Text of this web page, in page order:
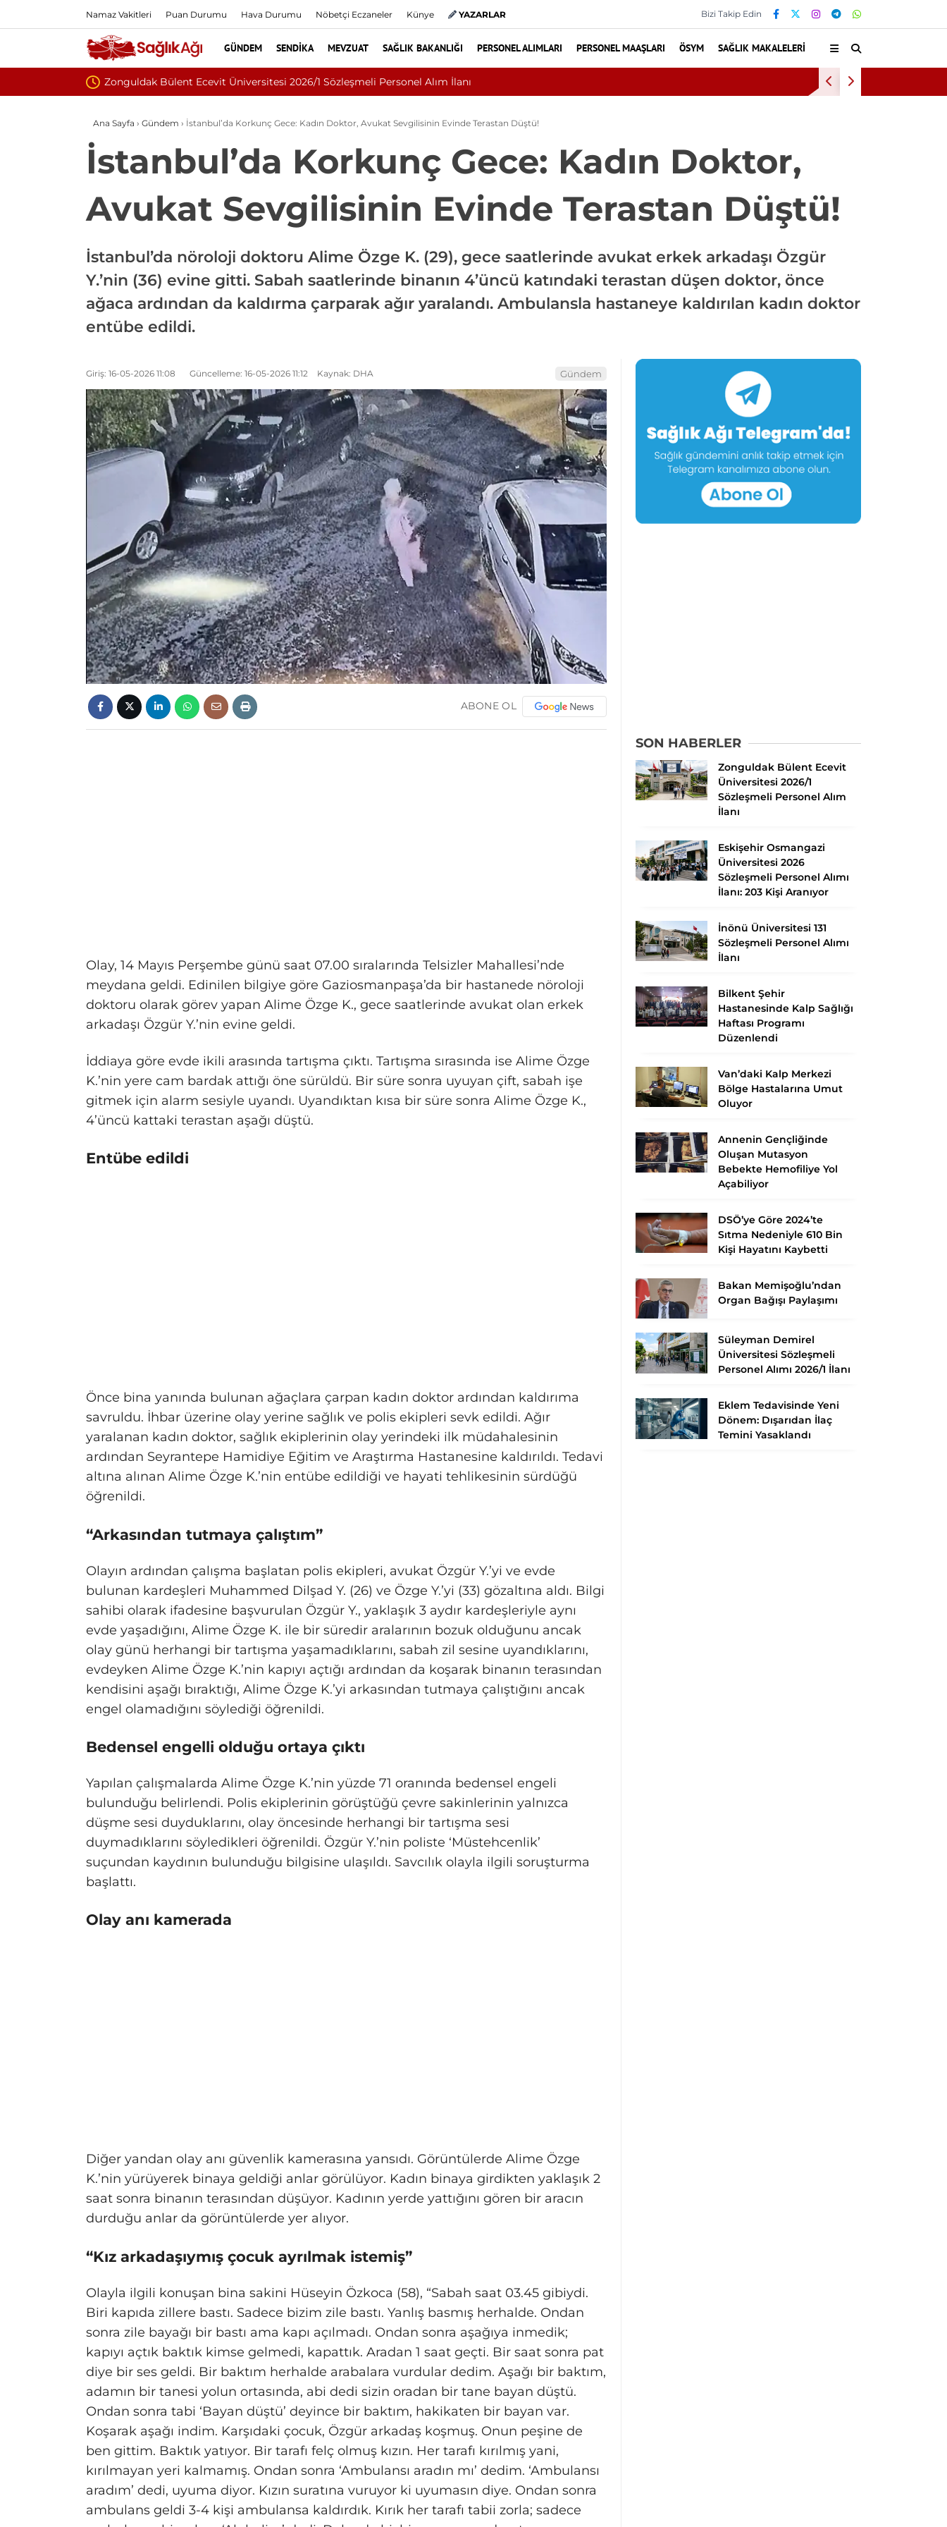
Namaz Vakitleri Puan Durumu Hava Durumu Nöbetçi Eczaneler Künye YAZARLAR Bizi Takip Edin
GÜNDEM SENDIKA MEVZUAT SAĞLIK BAKANLIĞI PERSONEL ALIMLARI PERSONEL MAAŞLARI ÖSYM SAĞLIK MAKALELERI
Eskişehir Osmangazi Üniversitesi 2026 Sözleşmeli Personel Alımı İlanı: 203 Kişi Aranıyor
Ana Sayfa › Gündem › İstanbul’da Korkunç Gece: Kadın Doktor, Avukat Sevgilisinin Evinde Terastan Düştü!
İstanbul’da Korkunç Gece: Kadın Doktor,
Avukat Sevgilisinin Evinde Terastan Düştü!
İstanbul’da nöroloji doktoru Alime Özge K. (29), gece saatlerinde avukat erkek arkadaşı Özgür
Y.’nin (36) evine gitti. Sabah saatlerinde binanın 4’üncü katındaki terastan düşen doktor, önce
ağaca ardından da kaldırma çarparak ağır yaralandı. Ambulansla hastaneye kaldırılan kadın doktor
entübe edildi.
Giriş: 16-05-2026 11:08 Güncelleme: 16-05-2026 11:12 Kaynak: DHA Gündem
ABONE OL
Olay, 14 Mayıs Perşembe günü saat 07.00 sıralarında Telsizler Mahallesi’nde
meydana geldi. Edinilen bilgiye göre Gaziosmanpaşa’da bir hastanede nöroloji
doktoru olarak görev yapan Alime Özge K., gece saatlerinde avukat olan erkek
arkadaşı Özgür Y.’nin evine geldi.
İddiaya göre evde ikili arasında tartışma çıktı. Tartışma sırasında ise Alime Özge
K.’nin yere cam bardak attığı öne sürüldü. Bir süre sonra uyuyan çift, sabah işe
gitmek için alarm sesiyle uyandı. Uyandıktan kısa bir süre sonra Alime Özge K.,
4’üncü kattaki terastan aşağı düştü.
Entübe edildi
Önce bina yanında bulunan ağaçlara çarpan kadın doktor ardından kaldırıma
savruldu. İhbar üzerine olay yerine sağlık ve polis ekipleri sevk edildi. Ağır
yaralanan kadın doktor, sağlık ekiplerinin olay yerindeki ilk müdahalesinin
ardından Seyrantepe Hamidiye Eğitim ve Araştırma Hastanesine kaldırıldı. Tedavi
altına alınan Alime Özge K.’nin entübe edildiği ve hayati tehlikesinin sürdüğü
öğrenildi.
“Arkasından tutmaya çalıştım”
Olayın ardından çalışma başlatan polis ekipleri, avukat Özgür Y.’yi ve evde
bulunan kardeşleri Muhammed Dilşad Y. (26) ve Özge Y.’yi (33) gözaltına aldı. Bilgi
sahibi olarak ifadesine başvurulan Özgür Y., yaklaşık 3 aydır kardeşleriyle aynı
evde yaşadığını, Alime Özge K. ile bir süredir aralarının bozuk olduğunu ancak
olay günü herhangi bir tartışma yaşamadıklarını, sabah zil sesine uyandıklarını,
evdeyken Alime Özge K.’nin kapıyı açtığı ardından da koşarak binanın terasından
kendisini aşağı bıraktığı, Alime Özge K.’yi arkasından tutmaya çalıştığını ancak
engel olamadığını söylediği öğrenildi.
Bedensel engelli olduğu ortaya çıktı
Yapılan çalışmalarda Alime Özge K.’nin yüzde 71 oranında bedensel engeli
bulunduğu belirlendi. Polis ekiplerinin görüştüğü çevre sakinlerinin yalnızca
düşme sesi duyduklarını, olay öncesinde herhangi bir tartışma sesi
duymadıklarını söyledikleri öğrenildi. Özgür Y.’nin poliste ‘Müstehcenlik’
suçundan kaydının bulunduğu bilgisine ulaşıldı. Savcılık olayla ilgili soruşturma
başlattı.
Olay anı kamerada
Diğer yandan olay anı güvenlik kamerasına yansıdı. Görüntülerde Alime Özge
K.’nin yürüyerek binaya geldiği anlar görülüyor. Kadın binaya girdikten yaklaşık 2
saat sonra binanın terasından düşüyor. Kadının yerde yattığını gören bir aracın
durduğu anlar da görüntülerde yer alıyor.
“Kız arkadaşıymış çocuk ayrılmak istemiş”
Olayla ilgili konuşan bina sakini Hüseyin Özkoca (58), “Sabah saat 03.45 gibiydi.
Biri kapıda zillere bastı. Sadece bizim zile bastı. Yanlış basmış herhalde. Ondan
sonra zile bayağı bir bastı ama kapı açılmadı. Ondan sonra aşağıya inmedik;
kapıyı açtık baktık kimse gelmedi, kapattık. Aradan 1 saat geçti. Bir saat sonra pat
diye bir ses geldi. Bir baktım herhalde arabalara vurdular dedim. Aşağı bir baktım,
adamın bir tanesi yolun ortasında, abi dedi sizin oradan bir tane bayan düştü.
Ondan sonra tabi ‘Bayan düştü’ deyince bir baktım, hakikaten bir bayan var.
Koşarak aşağı indim. Karşıdaki çocuk, Özgür arkadaş koşmuş. Onun peşine de
ben gittim. Baktık yatıyor. Bir tarafı felç olmuş kızın. Her tarafı kırılmış yani,
kırılmayan yeri kalmamış. Ondan sonra ‘Ambulansı aradın mı’ dedim. ‘Ambulansı
aradım’ dedi, uyuma diyor. Kızın suratına vuruyor ki uyumasın diye. Ondan sonra
ambulans geldi 3-4 kişi ambulansa kaldırdık. Kırık her tarafı tabii zorla; sadece
SON HABERLER
Zonguldak Bülent Ecevit
Üniversitesi 2026/1
Sözleşmeli Personel Alım
İlanı
Eskişehir Osmangazi
Üniversitesi 2026
Sözleşmeli Personel Alımı
İlanı: 203 Kişi Aranıyor
İnönü Üniversitesi 131
Sözleşmeli Personel Alımı
İlanı
Bilkent Şehir
Hastanesinde Kalp Sağlığı
Haftası Programı
Düzenlendi
Van’daki Kalp Merkezi
Bölge Hastalarına Umut
Oluyor
Annenin Gençliğinde
Oluşan Mutasyon
Bebekte Hemofiliye Yol
Açabiliyor
DSÖ’ye Göre 2024’te
Sıtma Nedeniyle 610 Bin
Kişi Hayatını Kaybetti
Bakan Memişoğlu’ndan
Organ Bağışı Paylaşımı
Süleyman Demirel
Üniversitesi Sözleşmeli
Personel Alımı 2026/1 İlanı
Eklem Tedavisinde Yeni
Dönem: Dışarıdan İlaç
Temini Yasaklandı